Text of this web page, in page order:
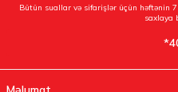
Bütün suallar və sifarişlər üçün həftənin
saxlaya